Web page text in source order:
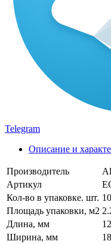
Telegram
Описание и
Производитель
Артикул
Кол-во в упаковке. шт. 10
Площадь упаковки, м2
Длина, мм
Ширина, мм